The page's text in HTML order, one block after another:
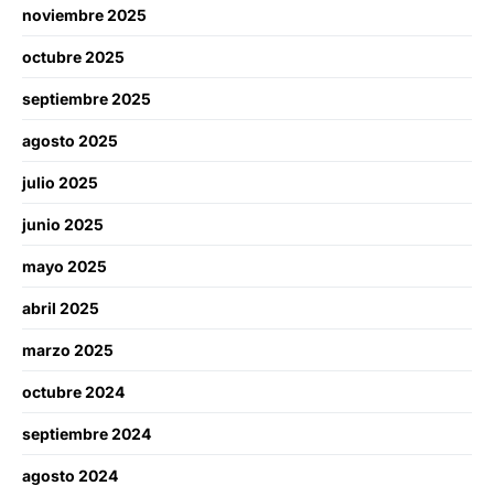
noviembre 2025
octubre 2025
septiembre 2025
agosto 2025
julio 2025
junio 2025
mayo 2025
abril 2025
marzo 2025
octubre 2024
septiembre 2024
agosto 2024